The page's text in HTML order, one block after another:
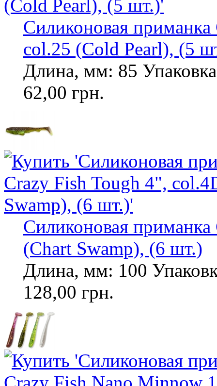
Силиконовая
col.25 (Cold Pearl), (5
Длина, мм: 85
62,00 грн.
Силиконовая
(Chart Swamp), (6 шт.)
Длина, мм: 100
128,00 грн.